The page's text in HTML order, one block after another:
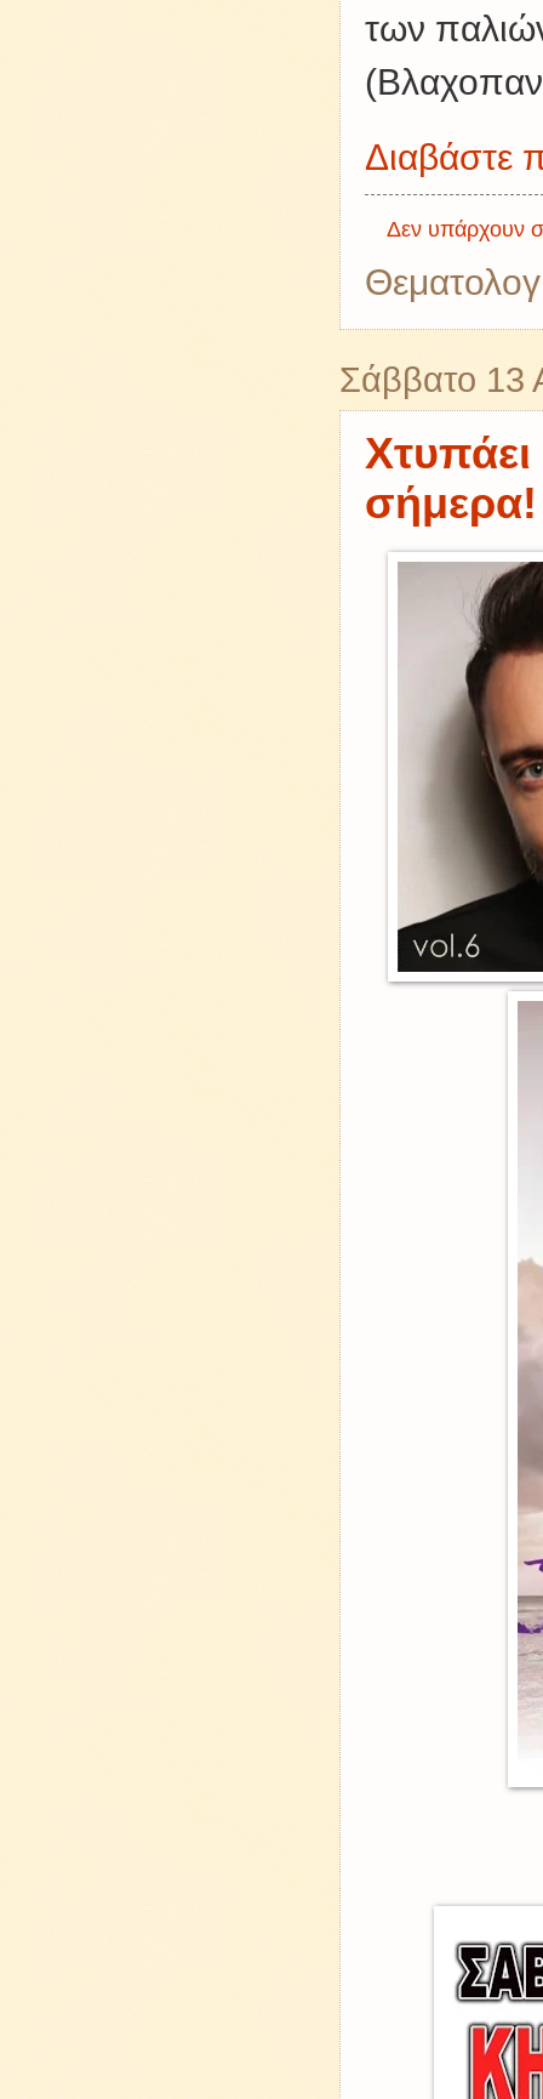
των
Διαβάστε
Δεν υπάρχουν
Σάββατο 13
σήμερα!